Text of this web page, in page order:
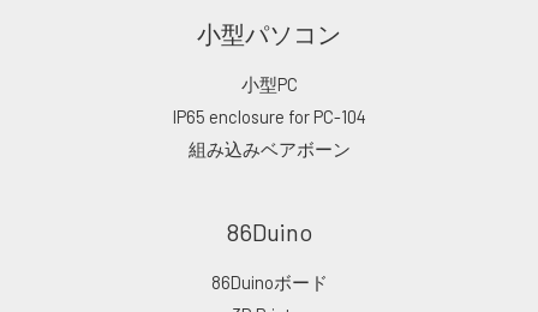
小型パソコン
小型PC
IP65 enclosure for PC-104
組み込みベアボーン
86Duino
86Duinoボード